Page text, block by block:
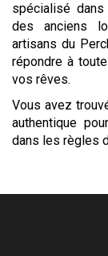
spécialisé
des anciens
artisans du
répondre à
vos rêves.
Vous avez
authentique pour
dans les règles